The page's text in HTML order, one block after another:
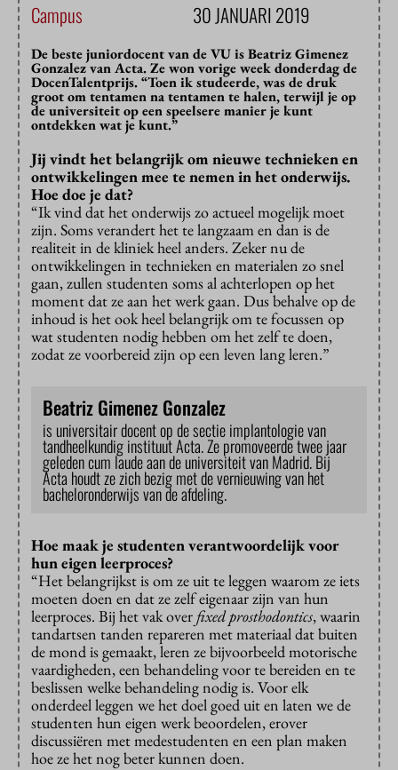
Campus 30 JANUARI 2019
De beste juniordocent van de VU is Beatriz Gimenez
Gonzalez van Acta. Ze won vorige week donderdag de
DocenTalentprijs. “Toen ik studeerde, was de druk
groot om tentamen na tentamen te halen, terwijl je op
de universiteit op een speelsere manier je kunt
ontdekken wat je kunt.”
Jij vindt het belangrijk om nieuwe technieken en
ontwikkelingen mee te nemen in het onderwijs.
Hoe doe je dat?
“Ik vind dat het onderwijs zo actueel mogelijk moet
zijn. Soms verandert het te langzaam en dan is de
realiteit in de kliniek heel anders. Zeker nu de
ontwikkelingen in technieken en materialen zo snel
gaan, zullen studenten soms al achterlopen op het
moment dat ze aan het werk gaan. Dus behalve op de
inhoud is het ook heel belangrijk om te focussen op
wat studenten nodig hebben om het zelf te doen,
zodat ze voorbereid zijn op een leven lang leren.”
Beatriz Gimenez Gonzalez
is universitair docent op de sectie implantologie van
tandheelkundig instituut Acta. Ze promoveerde twee jaar
geleden cum laude aan de universiteit van Madrid. Bij
Acta houdt ze zich bezig met de vernieuwing van het
bacheloronderwijs van de afdeling.
Hoe maak je studenten verantwoordelijk voor
hun eigen leerproces?
“Het belangrijkst is om ze uit te leggen waarom ze iets
moeten doen en dat ze zelf eigenaar zijn van hun
leerproces. Bij het vak over fixed prosthodontics, waarin
tandartsen tanden repareren met materiaal dat buiten
de mond is gemaakt, leren ze bijvoorbeeld motorische
vaardigheden, een behandeling voor te bereiden en te
beslissen welke behandeling nodig is. Voor elk
onderdeel leggen we het doel goed uit en laten we de
studenten hun eigen werk beoordelen, erover
discussiëren met medestudenten en een plan maken
hoe ze het nog beter kunnen doen.